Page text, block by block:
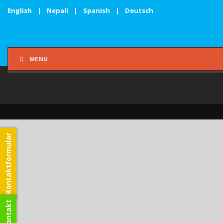
English | Nepali | Spanish | Deutsch
MENU
Kontaktformular